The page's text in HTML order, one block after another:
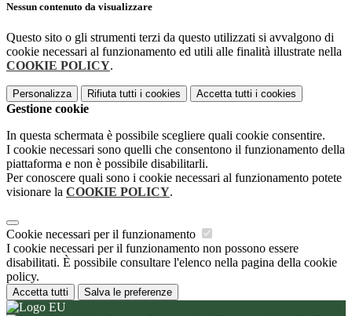
Nessun contenuto da visualizzare
Questo sito o gli strumenti terzi da questo utilizzati si avvalgono di
cookie necessari al funzionamento ed utili alle finalità illustrate nella
COOKIE POLICY.
Personalizza Rifiuta tutti i cookies Accetta tutti i cookies
Gestione cookie
In questa schermata è possibile scegliere quali cookie consentire.
I cookie necessari sono quelli che consentono il funzionamento della
piattaforma e non è possibile disabilitarli.
Per conoscere quali sono i cookie necessari al funzionamento potete
visionare la COOKIE POLICY.
Cookie necessari per il funzionamento
I cookie necessari per il funzionamento non possono essere
disabilitati. È possibile consultare l'elenco nella pagina della cookie
policy.
Accetta tutti Salva le preferenze